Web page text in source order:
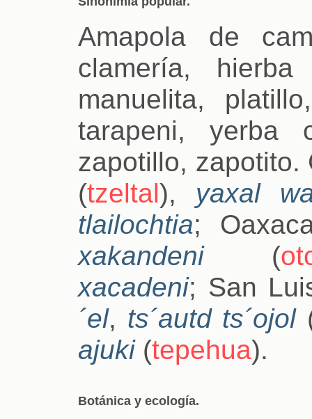
Amapola de
clamería,
manuelita,
tarapeni, yerba
zapotillo,
(tzeltal), yaxal
tlailochtia;
xakandeni(
xacadeni; San
´el, ts´autd ts´ojol
ajuki(tepehua).
Botánica y ecología.